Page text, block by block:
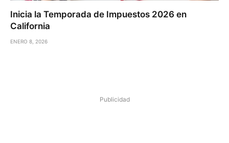
Inicia la Temporada de Impuestos 2026 en
California
ENERO 8, 2026
Publicidad